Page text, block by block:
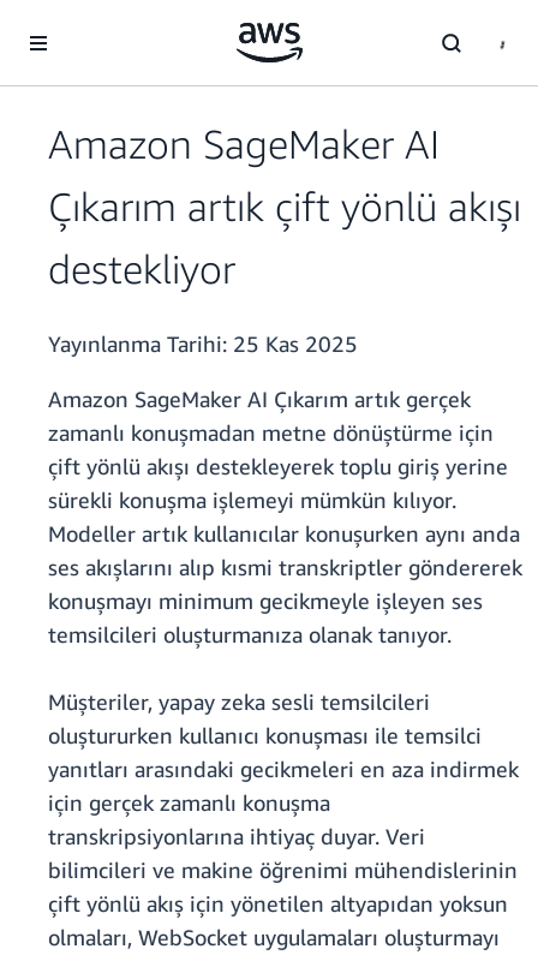
Amazon SageMaker AI
Çıkarım artık çift yönlü akışı
destekliyor
Yayınlanma Tarihi: 25 Kas 2025
Amazon SageMaker AI Çıkarım artık gerçek
zamanlı konuşmadan metne dönüştürme için
çift yönlü akışı destekleyerek toplu giriş yerine
sürekli konuşma işlemeyi mümkün kılıyor.
Modeller artık kullanıcılar konuşurken aynı anda
ses akışlarını alıp kısmi transkriptler göndererek
konuşmayı minimum gecikmeyle işleyen ses
temsilcileri oluşturmanıza olanak tanıyor.
Müşteriler, yapay zeka sesli temsilcileri
oluştururken kullanıcı konuşması ile temsilci
yanıtları arasındaki gecikmeleri en aza indirmek
için gerçek zamanlı konuşma
transkripsiyonlarına ihtiyaç duyar. Veri
bilimcileri ve makine öğrenimi mühendislerinin
çift yönlü akış için yönetilen altyapıdan yoksun
olmaları, WebSocket uygulamaları oluşturmayı